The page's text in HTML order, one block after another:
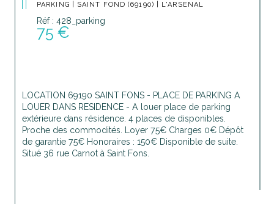
PARKING | SAINT FOND (69190) | L'ARSENAL
Réf : 428_parking
75 €
LOCATION 69190 SAINT FONS - PLACE DE PARKING A
LOUER DANS RESIDENCE - A louer place de parking
extérieure dans résidence. 4 places de disponibles.
Proche des commodités. Loyer 75€ Charges 0€ Dépôt
de garantie 75€ Honoraires : 150€ Disponible de suite.
Situé 36 rue Carnot à Saint Fons.